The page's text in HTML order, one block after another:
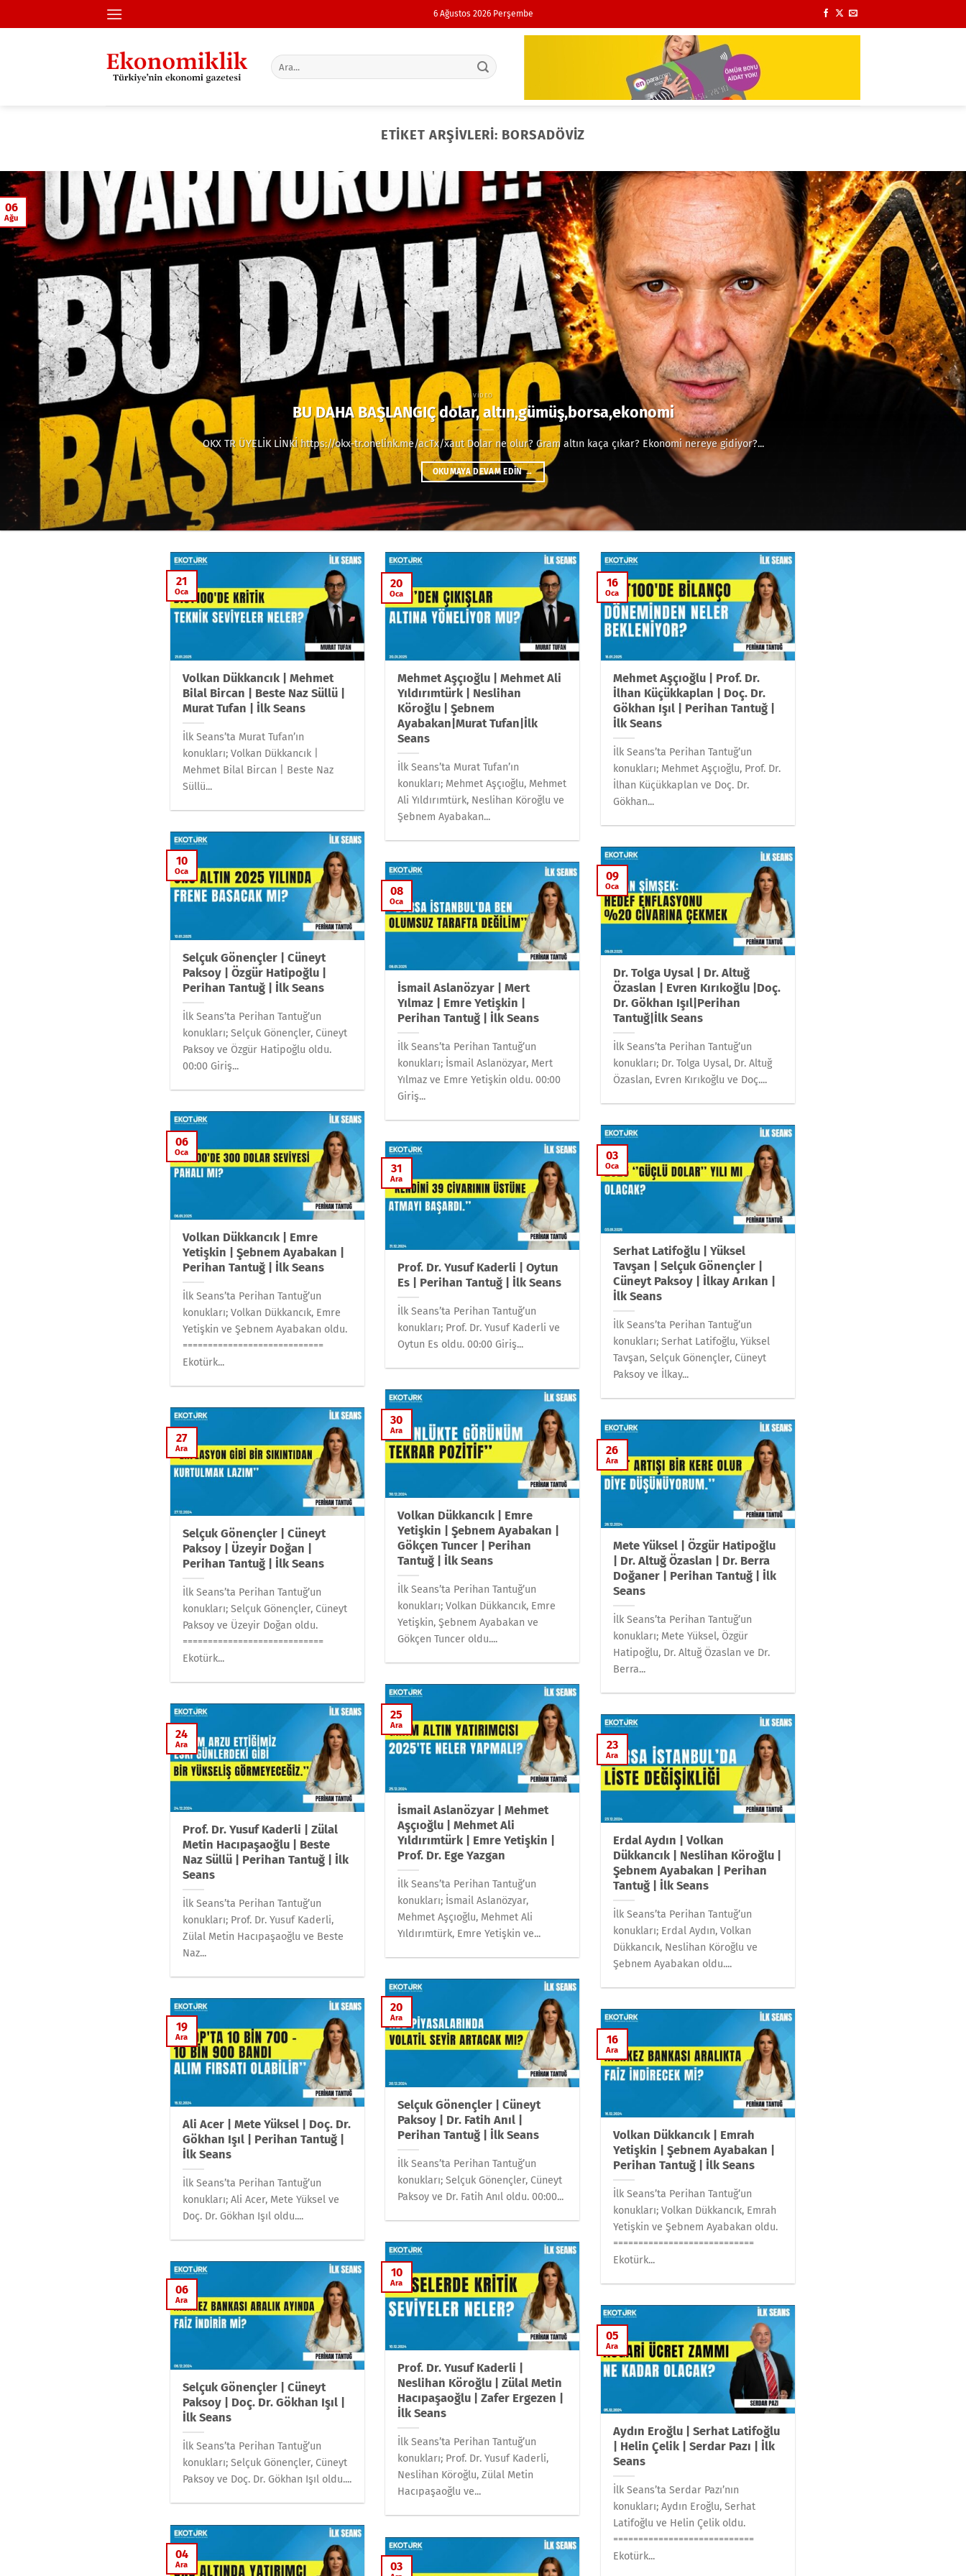
atla
6 Ağustos 2026 Perşembe
ETIKET ARŞIVLERI: BORSADÖVIZ
VIDEO
BU DAHA BAŞLANGIÇ dolar, altın,gümüş,borsa,ekonomi
OKX TR ÜYELİK LİNKİ https://okx-tr.onelink.me/acTx/xaut Dolar ne olur? Gram altın kaça çıkar? Ekonomi nereye gidiyor?...
OKUMAYA DEVAM EDIN→
06
Ağu
Volkan Dükkancık | Mehmet
Bilal Bircan | Beste Naz Süllü |
Murat Tufan | İlk Seans
İlk Seans’ta Murat Tufan’ın
konukları; Volkan Dükkancık |
Mehmet Bilal Bircan | Beste Naz
Süllü...
21
Oca
Mehmet Aşçıoğlu | Mehmet Ali
Yıldırımtürk | Neslihan
Köroğlu | Şebnem
Ayabakan|Murat Tufan|İlk
Seans
İlk Seans’ta Murat Tufan’ın
konukları; Mehmet Aşçıoğlu, Mehmet
Ali Yıldırımtürk, Neslihan Köroğlu ve
Şebnem Ayabakan...
20
Oca
Mehmet Aşçıoğlu | Prof. Dr.
İlhan Küçükkaplan | Doç. Dr.
Gökhan Işıl | Perihan Tantuğ |
İlk Seans
İlk Seans’ta Perihan Tantuğ’un
konukları; Mehmet Aşçıoğlu, Prof. Dr.
İlhan Küçükkaplan ve Doç. Dr.
Gökhan...
16
Oca
Selçuk Gönençler | Cüneyt
Paksoy | Özgür Hatipoğlu |
Perihan Tantuğ | İlk Seans
İlk Seans’ta Perihan Tantuğ’un
konukları; Selçuk Gönençler, Cüneyt
Paksoy ve Özgür Hatipoğlu oldu.
00:00 Giriş...
10
Oca
Dr. Tolga Uysal | Dr. Altuğ
Özaslan | Evren Kırıkoğlu |Doç.
Dr. Gökhan Işıl|Perihan
Tantuğ|İlk Seans
İlk Seans’ta Perihan Tantuğ’un
konukları; Dr. Tolga Uysal, Dr. Altuğ
Özaslan, Evren Kırıkoğlu ve Doç....
09
Oca
İsmail Aslanözyar | Mert
Yılmaz | Emre Yetişkin |
Perihan Tantuğ | İlk Seans
İlk Seans’ta Perihan Tantuğ’un
konukları; İsmail Aslanözyar, Mert
Yılmaz ve Emre Yetişkin oldu. 00:00
Giriş...
08
Oca
Volkan Dükkancık | Emre
Yetişkin | Şebnem Ayabakan |
Perihan Tantuğ | İlk Seans
İlk Seans’ta Perihan Tantuğ’un
konukları; Volkan Dükkancık, Emre
Yetişkin ve Şebnem Ayabakan oldu.
============================
Ekotürk...
06
Oca
Serhat Latifoğlu | Yüksel
Tavşan | Selçuk Gönençler |
Cüneyt Paksoy | İlkay Arıkan |
İlk Seans
İlk Seans’ta Perihan Tantuğ’un
konukları; Serhat Latifoğlu, Yüksel
Tavşan, Selçuk Gönençler, Cüneyt
Paksoy ve İlkay...
03
Oca
Prof. Dr. Yusuf Kaderli | Oytun
Es | Perihan Tantuğ | İlk Seans
İlk Seans’ta Perihan Tantuğ’un
konukları; Prof. Dr. Yusuf Kaderli ve
Oytun Es oldu. 00:00 Giriş...
31
Ara
Volkan Dükkancık | Emre
Yetişkin | Şebnem Ayabakan |
Gökçen Tuncer | Perihan
Tantuğ | İlk Seans
İlk Seans’ta Perihan Tantuğ’un
konukları; Volkan Dükkancık, Emre
Yetişkin, Şebnem Ayabakan ve
Gökçen Tuncer oldu....
30
Ara
Selçuk Gönençler | Cüneyt
Paksoy | Üzeyir Doğan |
Perihan Tantuğ | İlk Seans
İlk Seans’ta Perihan Tantuğ’un
konukları; Selçuk Gönençler, Cüneyt
Paksoy ve Üzeyir Doğan oldu.
============================
Ekotürk...
27
Ara
Mete Yüksel | Özgür Hatipoğlu
| Dr. Altuğ Özaslan | Dr. Berra
Doğaner | Perihan Tantuğ | İlk
Seans
İlk Seans’ta Perihan Tantuğ’un
konukları; Mete Yüksel, Özgür
Hatipoğlu, Dr. Altuğ Özaslan ve Dr.
Berra...
26
Ara
İsmail Aslanözyar | Mehmet
Aşçıoğlu | Mehmet Ali
Yıldırımtürk | Emre Yetişkin |
Prof. Dr. Ege Yazgan
İlk Seans’ta Perihan Tantuğ’un
konukları; İsmail Aslanözyar,
Mehmet Aşçıoğlu, Mehmet Ali
Yıldırımtürk, Emre Yetişkin ve...
25
Ara
Prof. Dr. Yusuf Kaderli | Zülal
Metin Hacıpaşaoğlu | Beste
Naz Süllü | Perihan Tantuğ | İlk
Seans
İlk Seans’ta Perihan Tantuğ’un
konukları; Prof. Dr. Yusuf Kaderli,
Zülal Metin Hacıpaşaoğlu ve Beste
Naz...
24
Ara
Erdal Aydın | Volkan
Dükkancık | Neslihan Köroğlu |
Şebnem Ayabakan | Perihan
Tantuğ | İlk Seans
İlk Seans’ta Perihan Tantuğ’un
konukları; Erdal Aydın, Volkan
Dükkancık, Neslihan Köroğlu ve
Şebnem Ayabakan oldu....
23
Ara
Selçuk Gönençler | Cüneyt
Paksoy | Dr. Fatih Anıl |
Perihan Tantuğ | İlk Seans
İlk Seans’ta Perihan Tantuğ’un
konukları; Selçuk Gönençler, Cüneyt
Paksoy ve Dr. Fatih Anıl oldu. 00:00...
20
Ara
Ali Acer | Mete Yüksel | Doç. Dr.
Gökhan Işıl | Perihan Tantuğ |
İlk Seans
İlk Seans’ta Perihan Tantuğ’un
konukları; Ali Acer, Mete Yüksel ve
Doç. Dr. Gökhan Işıl oldu....
19
Ara
Volkan Dükkancık | Emrah
Yetişkin | Şebnem Ayabakan |
Perihan Tantuğ | İlk Seans
İlk Seans’ta Perihan Tantuğ’un
konukları; Volkan Dükkancık, Emrah
Yetişkin ve Şebnem Ayabakan oldu.
============================
Ekotürk...
16
Ara
Prof. Dr. Yusuf Kaderli |
Neslihan Köroğlu | Zülal Metin
Hacıpaşaoğlu | Zafer Ergezen |
İlk Seans
İlk Seans’ta Perihan Tantuğ’un
konukları; Prof. Dr. Yusuf Kaderli,
Neslihan Köroğlu, Zülal Metin
Hacıpaşaoğlu ve...
10
Ara
Selçuk Gönençler | Cüneyt
Paksoy | Doç. Dr. Gökhan Işıl |
İlk Seans
İlk Seans’ta Perihan Tantuğ’un
konukları; Selçuk Gönençler, Cüneyt
Paksoy ve Doç. Dr. Gökhan Işıl oldu....
06
Ara
Aydın Eroğlu | Serhat Latifoğlu
| Helin Çelik | Serdar Pazı | İlk
Seans
İlk Seans’ta Serdar Pazı’nın
konukları; Aydın Eroğlu, Serhat
Latifoğlu ve Helin Çelik oldu.
============================
Ekotürk...
05
Ara
04
Ara 03